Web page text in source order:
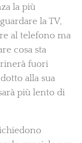
la più
la TV,
al telefono ma
cosa sta
fuori
alla sua
più lento di